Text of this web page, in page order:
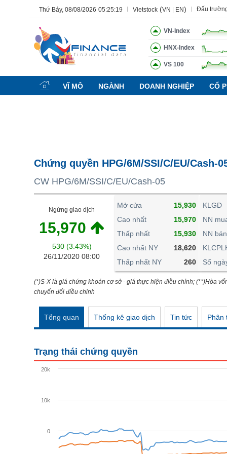
Thứ Bảy, 08/08/2026 05:25:20 Vietstock (VN EN) Đấu
VN-Index
HNX-Index
VS 100
VĨ MÔ NGÀNH DOANH NGHIỆP CỔ
Chứng quyền HPG/6M/SSI/C/EU/Cash-
CW HPG/6M/SSI/C/EU/Cash-05
Ngừng giao dịch
15,970
530 (3.43%)
26/11/2020 08:00
Mở cửa
15,930
Cao nhất
15,970
Thấp nhất
15,930
Cao nhất NY
18,620
Thấp nhất NY
260
KLGD
NN
NN bán
Số
(*)S-X là giá chứng khoán cơ sở - giá thực hiện điều chỉnh; (**)Hòa
chuyển đổi điều chỉnh
Tổng quan Thống kê giao dịch Tin tức Phân
Trạng thái chứng quyền
0
10k
20k
Tính năng Ngành Mã chứng khoán Lãnh
BẤT ĐỘNG SẢN
TÀI CHÍNH
KINH TẾ
THẾ GIỚI
ĐÔNG DƯƠNG
PHÂN TÍCH
VS-SECTOR
NGUYÊN VẬT LIỆU
TIÊU DÙNG KHÔNG THIẾT YẾU
CHĂM SÓC SỨC KHỎE